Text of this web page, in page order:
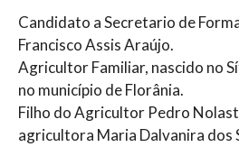
Candidato a Secretario de
Francisco Assis Araújo.
Agricultor Familiar, nascido no
no município de Florânia.
Filho do Agricultor Pedro
agricultora Maria Dalvanira dos